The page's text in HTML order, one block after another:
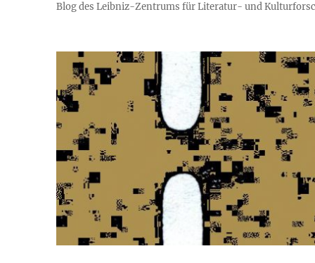
Blog des Leibniz-Zentrums für Literatur- und